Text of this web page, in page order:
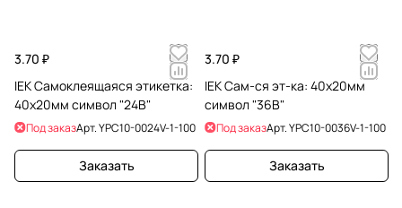
3.70 ₽
IEK Самоклеящаяся этикетка:
40х20мм символ "24В"
Под заказАрт.YPC10-0024V-1-100
Заказать
3.70 ₽
IEK Сам-ся эт-ка: 40х20мм
символ "36В"
Под заказАрт.YPC10-0036V-1-100
Заказать